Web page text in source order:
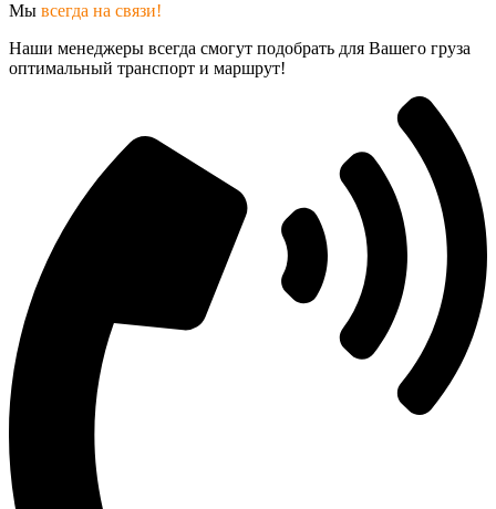
Мы всегда на связи!
Наши менеджеры всегда смогут подобрать для Вашего груза
оптимальный транспорт и маршрут!